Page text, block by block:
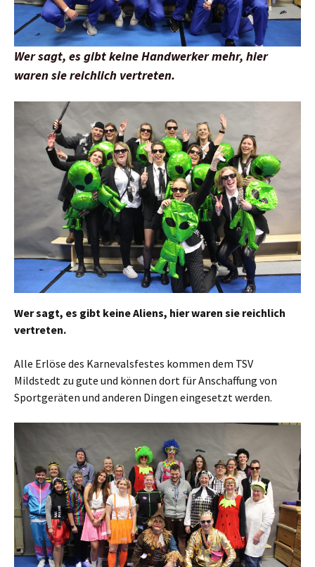
Wer sagt, es gibt keine Handwerker mehr, hier
waren sie reichlich vertreten.
Wer sagt, es gibt keine Aliens, hier waren sie reichlich
vertreten.
Alle Erlöse des Karnevalsfestes kommen dem TSV
Mildstedt zu gute und können dort für Anschaffung von
Sportgeräten und anderen Dingen eingesetzt werden.